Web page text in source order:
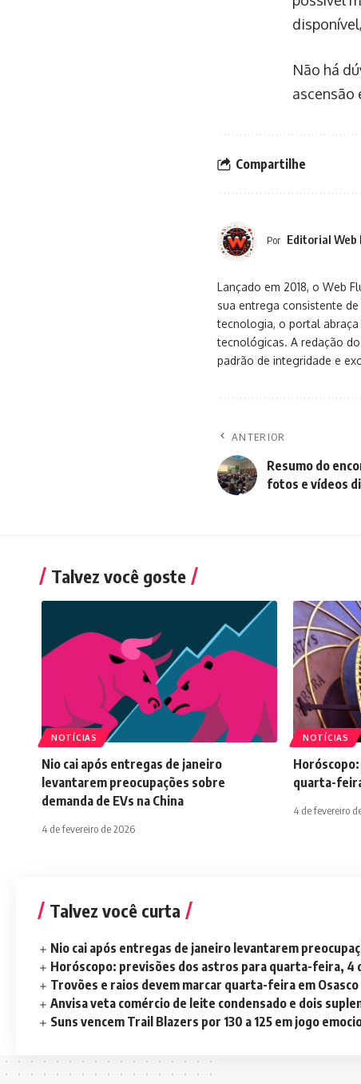
Não há
ascensão
Compartilhe
Por Editorial Web
Lançado em 2018, o Web
sua entrega consistente
tecnologia, o portal
tecnológicas. A redação
padrão de integridade e
ANTERIOR
Resumo do
fotos e vídeos
Talvez você goste
NOTÍCIAS
Nio cai após entregas de janeiro
levantarem preocupações sobre
demanda de EVs na China
4 de fevereiro de 2026
NOTÍCIAS
quarta-
4 de fevereiro
Talvez você curta
Nio cai após entregas de janeiro levantarem
Horóscopo: previsões dos astros para quarta-feira, 4
Trovões e raios devem marcar quarta-feira em Osasco
Anvisa veta comércio de leite condensado e dois
Suns vencem Trail Blazers por 130 a 125 em jogo